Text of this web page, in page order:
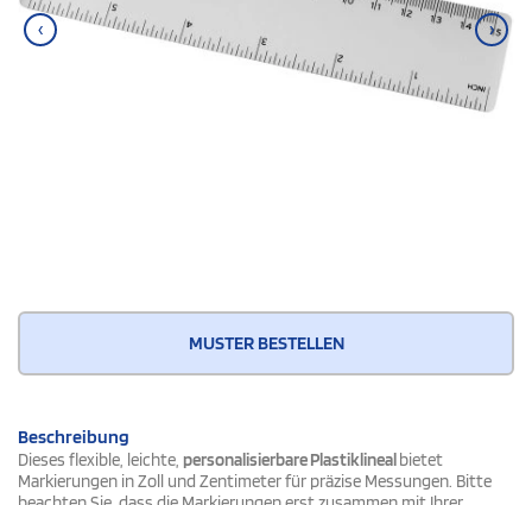
‹ ›
MUSTER BESTELLEN
Beschreibung
Dieses flexible, leichte, personalisierbare Plastiklinealbietet
Markierungen in Zoll und Zentimeter für präzise Messungen. Bitte